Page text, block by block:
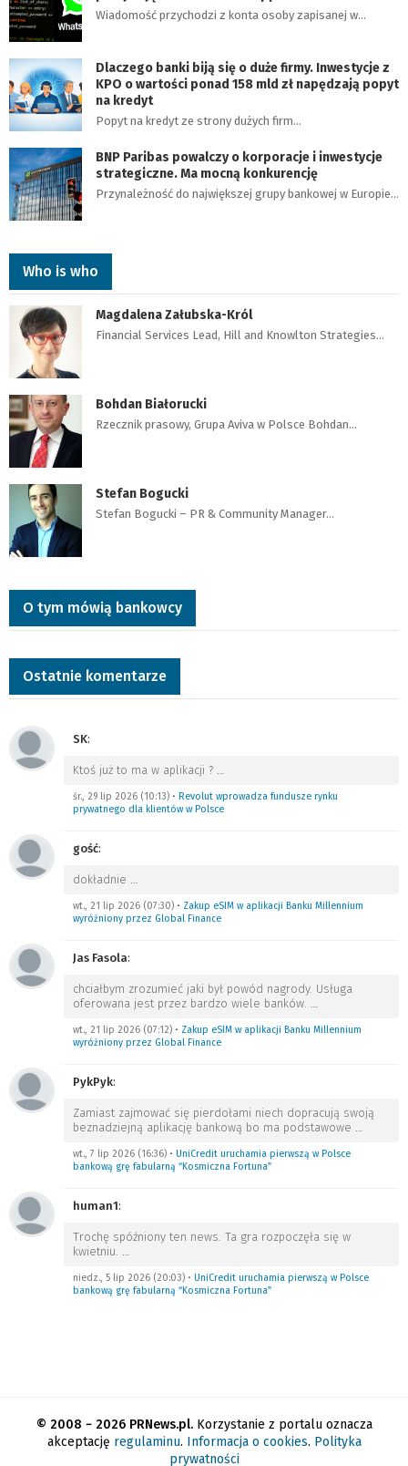
Wiadomość przychodzi z konta osoby zapisanej w…
Dlaczego banki biją się o duże firmy. Inwestycje z
KPO o wartości ponad 158 mld zł napędzają popyt
na kredyt
Popyt na kredyt ze strony dużych firm…
BNP Paribas powalczy o korporacje i inwestycje
strategiczne. Ma mocną konkurencję
Przynależność do największej grupy bankowej w Europie…
Who is who
Magdalena Załubska-Król
Financial Services Lead, Hill and Knowlton Strategies…
Bohdan Białorucki
Rzecznik prasowy, Grupa Aviva w Polsce Bohdan…
Stefan Bogucki
Stefan Bogucki – PR & Community Manager…
O tym mówią bankowcy
Ostatnie komentarze
SK:
Ktoś już to ma w aplikacji ? …
śr., 29 lip 2026 (10:13) • Revolut wprowadza fundusze rynku
prywatnego dla klientów w Polsce
gość:
dokładnie …
wt., 21 lip 2026 (07:30) • Zakup eSIM w aplikacji Banku Millennium
wyróżniony przez Global Finance
Jas Fasola:
chciałbym zrozumieć jaki był powód nagrody. Usługa
oferowana jest przez bardzo wiele banków. …
wt., 21 lip 2026 (07:12) • Zakup eSIM w aplikacji Banku Millennium
wyróżniony przez Global Finance
PykPyk:
Zamiast zajmować się pierdołami niech dopracują swoją
beznadziejną aplikację bankową bo ma podstawowe …
wt., 7 lip 2026 (16:36) • UniCredit uruchamia pierwszą w Polsce
bankową grę fabularną “Kosmiczna Fortuna”
human1:
Trochę spóźniony ten news. Ta gra rozpoczęła się w
kwietniu. …
niedz., 5 lip 2026 (20:03) • UniCredit uruchamia pierwszą w Polsce
bankową grę fabularną “Kosmiczna Fortuna”
© 2008 − 2026 PRNews.pl.Korzystanie z portalu oznacza
akceptację regulaminu. Informacja o cookies. Polityka
prywatności